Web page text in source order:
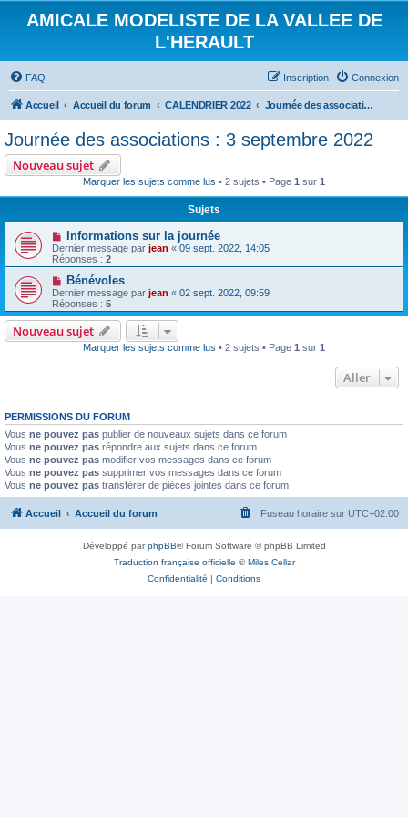
AMICALE MODELISTE DE LA VALLEE DE
L'HERAULT
FAQ Connexion
Inscription
Accueil Accueil du forum CALENDRIER 2022 Journée des associations : 3 septembre 2022
Journée des associations : 3 septembre 2022
Nouveau sujet
Marquer les sujets comme lus • 2 sujets • Page 1 sur 1
Sujets
Informations sur la journée
Dernier message par jean « 09 sept. 2022, 14:05
Réponses : 2
Bénévoles
Dernier message par jean « 02 sept. 2022, 09:59
Réponses : 5
Nouveau sujet
Marquer les sujets comme lus • 2 sujets • Page 1 sur 1
Aller
PERMISSIONS DU FORUM
Vous ne pouvez pas publier de nouveaux sujets dans ce forum
Vous ne pouvez pas répondre aux sujets dans ce forum
Vous ne pouvez pas modifier vos messages dans ce forum
Vous ne pouvez pas supprimer vos messages dans ce forum
Vous ne pouvez pas transférer de pièces jointes dans ce forum
Accueil Accueil du forum Fuseau horaire sur UTC+02:00
Développé parphpBB® Forum Software © phpBB Limited
Traduction française officielle ©Miles Cellar
Confidentialité | Conditions